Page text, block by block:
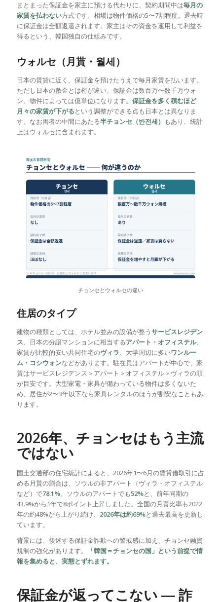
まとまった保証金を家主に預ける代わりに、契約期間中は毎月の
家賃を払わない方式です。相場は物件価格の5〜7割程度。退去時
に保証金は全額返還されます。家主はその資金を運用して利益を
得るという、韓国独自の仕組みです。
ウォルセ（月貰・월세）
日本の賃貸に近く、保証金を預けたうえで毎月家賃を払います。
ただし日本の敷金とは桁が違い、保証金は数百万〜数千万ウォ
ン、物件によっては億単位になります。 保証金を多く積むほど
月々の家賃が下がるという調整ができる点も日本とは異なりま
す。なお両者の中間にあたる半チョンセ（반전세） もあり、統計
上はウォルセに含まれます。
チョンセとウォルセの違い
住居のタイプ
建物の種類としては、ホテル並みの設備が整うサービスレジデン
ス、日本の分譲マンションに相当するアパート・オフィステル、
家賃が比較的安い共同住宅のヴィラ、大学周辺に多いワンルー
ム・コシウォンなどがあります。駐在員はアパートが中心で、家
賃はサービスレジデンス＞アパート＞オフィステル＞ヴィラの順
が目安です。大型家電・家具が備わっている物件は多くないた
め、居住が2〜3年以下なら家具レンタルのほうが割安なこともあ
ります。
2026年、チョンセはもう主流
ではない
国土交通部の住宅統計によると、2026年1〜6月の賃貸借取引に占
める月貰の割合は、ソウルの非アパート（ヴィラ・オフィステル
など）で78.1%。ソウルのアパートでも52%と、前年同期の
43.9%から1年で8ポイント上昇しました。全国の月貰比率も2022
年の約48%から上がり続け、 2026年は約69%と過去最高を更新し
ています。
背景には、後述する保証金詐欺への警戒感に加え、チョンセ融資
規制の強化があります。
「韓国＝チョンセの国」という前提で情
報を集めると、実態とずれます。
保証金が返ってこない ― 詐